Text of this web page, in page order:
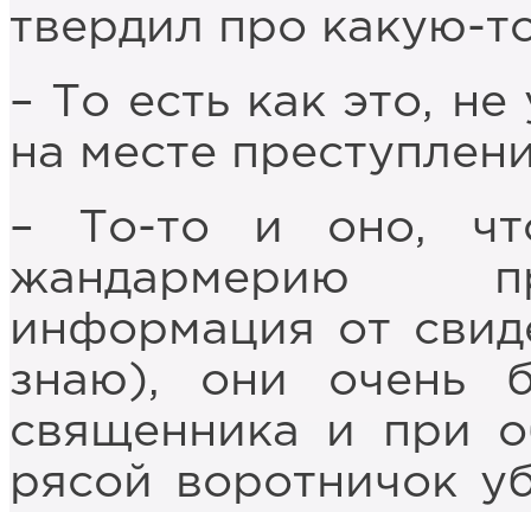
твердил про какую-
– То есть как это,
на месте
– То-то и оно,
жандармерию
информация от
знаю), они очень
священника и при
рясой воротничок